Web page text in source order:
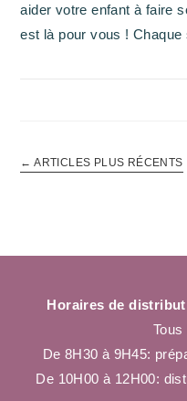
aider votre enfant à faire
est là pour vous !
← ARTICLES PLUS RÉCENTS
Horaires de
De 8H30 à 9H45:
De 10H00 à 12H00: